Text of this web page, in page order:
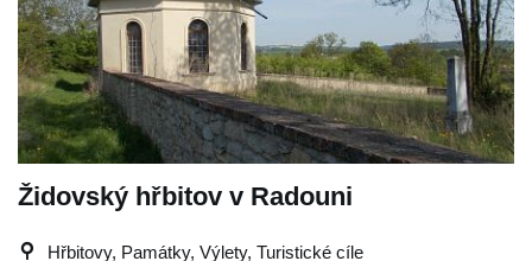
Židovský hřbitov v Radouni
Hřbitovy, Památky, Výlety, Turistické cíle